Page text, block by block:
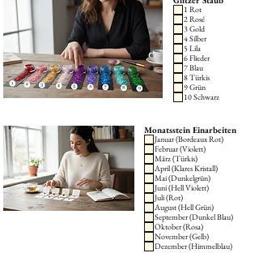
1 Rot
2 Rosé
3 Gold
4 Silber
5 Lila
6 Flieder
7 Blau
8 Türkis
9 Grün
10 Schwarz
Monatsstein Einarbeiten
Januar (Bordeaux Rot)
Februar (Violett)
März (Türkis)
April (Klares Kristall)
Mai (Dunkelgrün)
Juni (Hell Violett)
Juli (Rot)
August (Hell Grün)
September (Dunkel Blau)
Oktober (Rosa)
November (Gelb)
Dezember (Himmelblau)